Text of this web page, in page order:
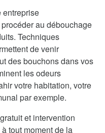
entreprise
au débouchage
Techniques
de venir
des bouchons dans vos
les odeurs
votre habitation, votre
par exemple.
et intervention
tout moment de la